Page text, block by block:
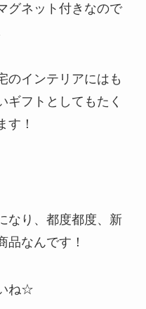
グネット付きなので
のインテリアにはも
ギフトとしてもたく
す！
なり、都度都度、新
品なんです！
ね☆